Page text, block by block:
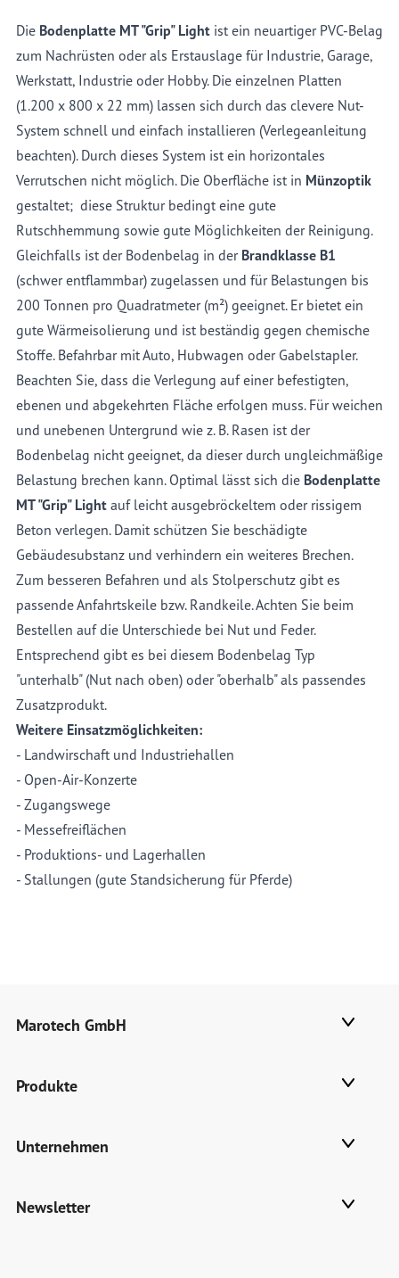
DieBodenplatte MT "Grip" Lightist ein neuartiger PVC-Belag
zum Nachrüsten oder als Erstauslage für Industrie, Garage,
Werkstatt, Industrie oder Hobby. Die einzelnen Platten
(1.200 x 800 x 22 mm) lassen sich durch das clevere Nut-
System schnell und einfach installieren (Verlegeanleitung
beachten). Durch dieses System ist ein horizontales
Verrutschen nicht möglich. Die Oberfläche ist in Münzoptik
gestaltet; diese Struktur bedingt eine gute
Rutschhemmung sowie gute Möglichkeiten der Reinigung.
Gleichfalls ist der Bodenbelag in der BrandklasseB1
(schwer entflammbar) zugelassen und für Belastungen bis
200 Tonnen pro Quadratmeter (m²) geeignet. Er bietet ein
gute Wärmeisolierung und ist beständig gegen chemische
Stoffe. Befahrbar mit Auto, Hubwagen oder Gabelstapler.
Beachten Sie, dass die Verlegung auf einer befestigten,
ebenen und abgekehrten Fläche erfolgen muss. Für weichen
und unebenen Untergrund wie z. B. Rasen ist der
Bodenbelag nicht geeignet, da dieser durch ungleichmäßige
Belastung brechen kann. Optimal lässt sich die Bodenplatte
MT "Grip" Lightauf leicht ausgebröckeltem oder rissigem
Beton verlegen. Damit schützen Sie beschädigte
Gebäudesubstanz und verhindern ein weiteres Brechen.
Zum besseren Befahren und als Stolperschutzgibt es
passende Anfahrtskeile bzw. Randkeile. Achten Sie beim
Bestellen auf die Unterschiede bei Nut und Feder.
Entsprechend gibt es bei diesem Bodenbelag Typ
"unterhalb" (Nut nach oben) oder "oberhalb" als passendes
Zusatzprodukt.
Weitere Einsatzmöglichkeiten:
- Landwirschaft und Industriehallen
- Open-Air-Konzerte
- Zugangswege
- Messefreiflächen
- Produktions- und Lagerhallen
- Stallungen (gute Standsicherung für Pferde)
Marotech GmbH
Produkte
Unternehmen
Newsletter